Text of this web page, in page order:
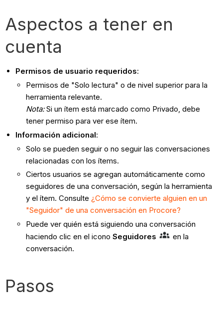
Aspectos a tener en
cuenta
Permisos de usuario requeridos:
Permisos de "Solo lectura" o de nivel superior para la
herramienta relevante.
Nota:Si un ítem está marcado como Privado, debe
tener permiso para ver ese ítem.
Información adicional:
Solo se pueden seguir o no seguir las conversaciones
relacionadas con los ítems.
Ciertos usuarios se agregan automáticamente como
seguidores de una conversación, según la herramienta
y el ítem. Consulte¿Cómo se convierte alguien en un
"Seguidor" de una conversación en Procore?
Puede ver quién está siguiendo una conversación
haciendo clic en el iconoSeguidores
en la
conversación.
Pasos